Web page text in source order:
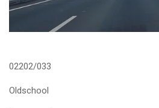
02202/033
Oldschool